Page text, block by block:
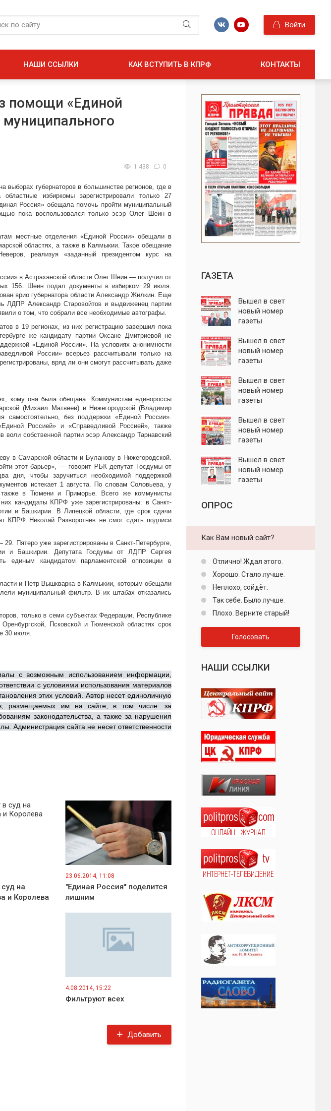
Войти
НАШИ ССЫЛКИ КАК ВСТУПИТЬ В КПРФ КОНТАКТЫ
помощи «Единой
1 438 0
выборах губернаторов в большинстве регионов, где в
избиркомы зарегистрировали только 27
Россия» обещала помочь пройти муниципальный
пока воспользовался только эсэр Олег Шеин в
местные отделения «Единой России» обещали в
областях, а также в Калмыкии. Такое обещание
реализуя «заданный президентом курс на
в Астраханской области Олег Шеин — получил от
156. Шеин подал документы в избирком 29 июля.
врио губернатора области Александр Жилкин. Еще
ЛДПР Александр Старовойтов и выдвиженец партии
о том, что собрали все необходимые автографы.
в 19 регионах, из них регистрацию завершил пока
же кандидату партии Оксане Дмитриевой не
«Единой России». На условиях анонимности
России» всерьез рассчитывали только на
вряд ли они смогут рассчитывать даже
кому она была обещана. Коммунистам единороссы
(Михаил Матвеев) и Нижегородской (Владимир
без поддержки «Единой России».
Россией» и «Справедливой Россией», также
собственной партии эсэр Александр Тарнавский
в Самарской области и Буланову в Нижегородской.
этот барьер», — говорит РБК депутат Госдумы от
чтобы заручиться необходимой поддержкой
истекает 1 августа. По словам Соловьева, у
в Тюмени и Приморье. Всего же коммунисты
кандидаты КПРФ уже зарегистрированы: в Санкт-
и Башкирии. В Липецкой области, где срок сдачи
КПРФ Николай Разворотнев не смог сдать подписи
Пятеро уже зарегистрированы в Санкт-Петербурге,
и Башкирии. Депутата Госдумы от ЛДПР Сергея
единым кандидатом парламентской оппозиции в
и Петр Вышкварка в Калмыкии, которым обещали
муниципальный фильтр. В их штабах отказались
только в семи субъектах Федерации, Республике
Псковской и Тюменской областях срок
30 июля.
с возможным использованием информации,
с условиями использования материалов
этих условий. Автор несет единоличную
размещаемых им на сайте, в том числе: за
законодательства, а также за нарушения
Администрация сайта не несет ответственности
на
и Королева
23.06.2014, 11:08
"Единая Россия" поделится
лишним
4.08.2014, 15:22
Фильтруют всех
Добавить
ГАЗЕТА
Вышел в свет
новый номер
газеты
правда"
Вышел в свет
новый номер
газеты
правда"
Вышел в свет
новый номер
газеты
правда"
Вышел в свет
новый номер
газеты
правда"
Вышел в свет
новый номер
газеты
ОПРОС
Как Вам новый сайт?
Отлично! Ждал этого.
Хорошо. Стало лучше.
Неплохо, сойдёт.
Так себе. Было лучше.
Плохо. Верните старый!
Голосовать
НАШИ ССЫЛКИ